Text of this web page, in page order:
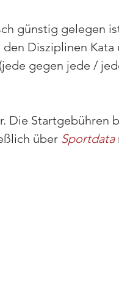
günstig gelegen
Disziplinen Kata
gegen jede /
Die Startgebühren
über Sportdata